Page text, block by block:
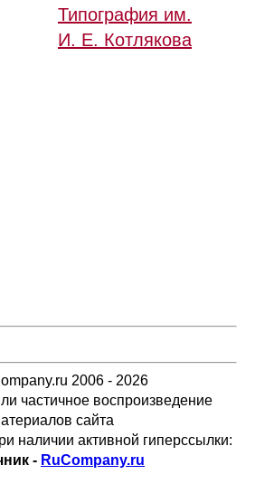
Типография им.
И. Е. Котлякова
2006 - 2026
частичное воспроизведение
сайта
наличии активной гиперссылки:
- RuCompany.ru